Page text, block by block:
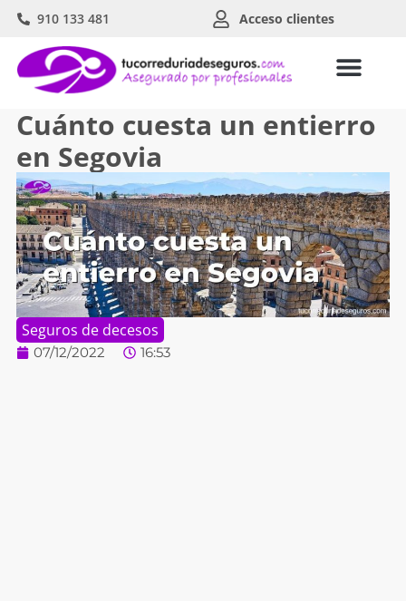
910 133 481 Acceso clientes
Cuánto cuesta un entierro
en Segovia
Seguros de decesos
07/12/2022 16:53